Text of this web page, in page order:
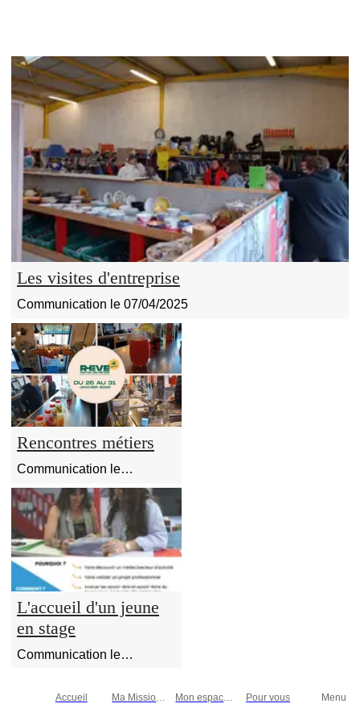
Communication le 07/04/2025
Les visites d'entreprise
Communication le
Rencontres métiers
Communication le
L'accueil d'un jeune
en stage
Accueil
Ma Mission
Mon espace
Pour vous Menu